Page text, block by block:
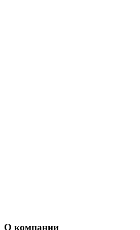
О компании